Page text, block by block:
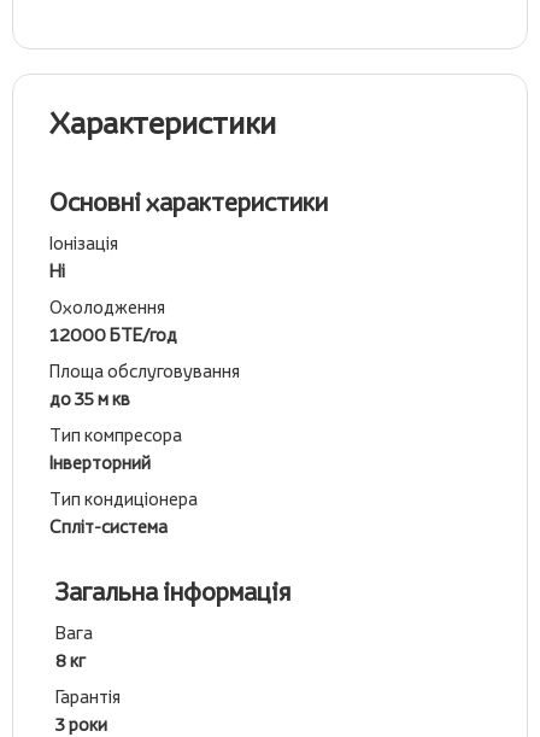
Характеристики
Основні характеристики
Іонізація
Ні
Охолодження
12000 БТЕ/год
Площа обслуговування
до 35 м кв
Тип компресора
Інверторний
Тип кондиціонера
Спліт-система
Загальна інформація
Вага
8 кг
Гарантія
3 роки